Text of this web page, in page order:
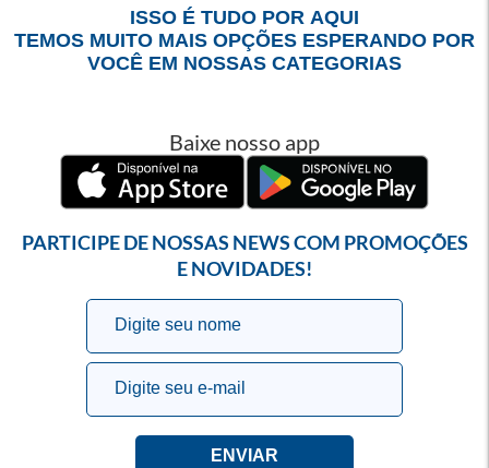
ISSO É TUDO POR AQUI
TEMOS MUITO MAIS OPÇÕES ESPERANDO POR
VOCÊ EM NOSSAS CATEGORIAS
Baixe nosso app
PARTICIPE DE NOSSAS NEWS COM PROMOÇÕES
E NOVIDADES!